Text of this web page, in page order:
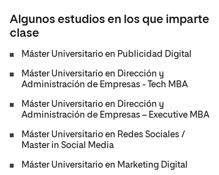
Algunos estudios en los que imparte
clase
Máster Universitario en Publicidad Digital
Máster Universitario en Dirección y
Administración de Empresas - Tech MBA
Máster Universitario en Dirección y
Administración de Empresas – Executive MBA
Máster Universitario en Redes Sociales /
Master in Social Media
Máster Universitario en Marketing Digital